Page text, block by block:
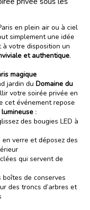
en plein air ou à ciel
simplement une idée
à votre disposition un
et authentique.
magique
jardin du Domaine du
votre soirée privée en
cet événement repose
:
des bougies LED à
verre et déposez des
qui servent de
boîtes de conserves
des troncs d’arbres et